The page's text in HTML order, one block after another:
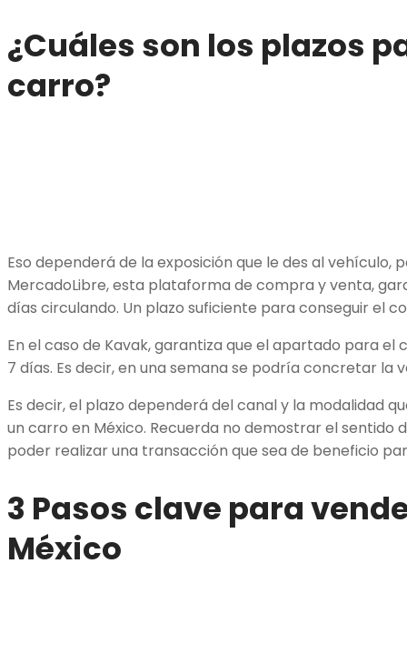
¿Cuáles son los plazos
carro?
Eso dependerá de la exposición que le des al vehículo,
MercadoLibre, esta plataforma de compra y venta,
días circulando. Un plazo suficiente para conseguir el
En el caso de Kavak, garantiza que el apartado para
7 días. Es decir, en una semana se podría concretar la
Es decir, el plazo dependerá del canal y la modalidad
un carro en México. Recuerda no demostrar el sentido
poder realizar una transacción que sea de beneficio
3 Pasos clave para
México